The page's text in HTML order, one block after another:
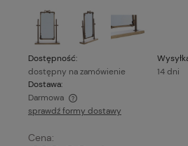
Dostępność:
dostępny na zamówienie
14 dni
Dostawa:
Darmowa
Cena nie zawiera ewentualnych
sprawdź formy dostawy
Cena: